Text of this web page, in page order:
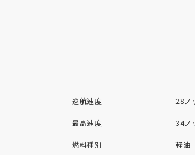
巡航速度 28ノ
最高速度 34ノ
燃料種別 軽油